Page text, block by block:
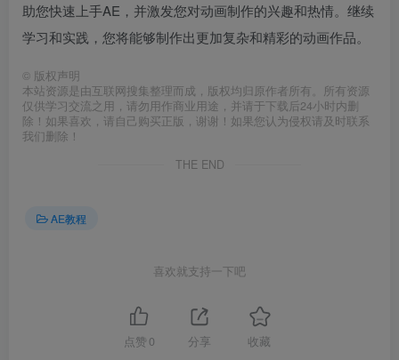
助您快速上手AE，并激发您对动画制作的兴趣和热情。继续
学习和实践，您将能够制作出更加复杂和精彩的动画作品。
© 版权声明
本站资源是由互联网搜集整理而成，版权均归原作者所有。所有资源
仅供学习交流之用，请勿用作商业用途，并请于下载后24小时内删
除！如果喜欢，请自己购买正版，谢谢！如果您认为侵权请及时联系
我们删除！
THE END
AE教程
喜欢就支持一下吧
点赞 0 分享 收藏